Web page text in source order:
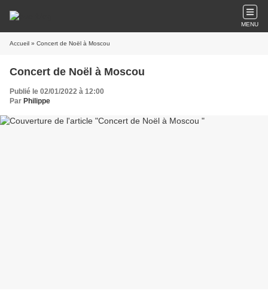
MENU
Accueil » Concert de Noël à Moscou
Concert de Noël à Moscou
Publié le 02/01/2022 à 12:00
Par Philippe